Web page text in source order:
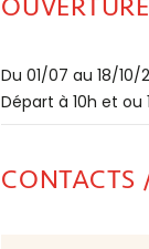
OUVERTURE
Du 01/07 au 18/
Départ à 10h et ou
CONTACTS